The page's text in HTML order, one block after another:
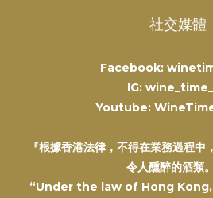
社交媒體
Facebook:
IG:
Youtube: WineTime
『根據香港法律，不得在業務過程
令人醺醉的酒類
“Under the law of Hong